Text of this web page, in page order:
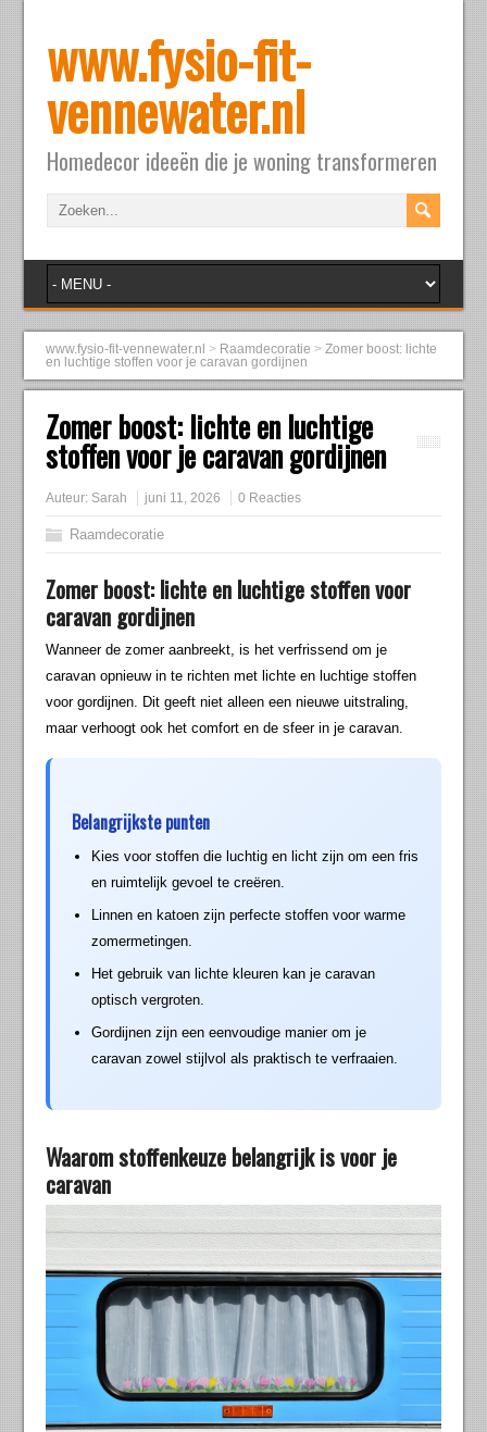
www.fysio-fit-
vennewater.nl
Homedecor ideeën die je woning transformeren
www.fysio-fit-vennewater.nl > Raamdecoratie >Zomer boost: lichte
en luchtige stoffen voor je caravan gordijnen
Zomer boost: lichte en luchtige
stoffen voor je caravan gordijnen
Auteur: Sarah juni 11, 2026 0 Reacties
Raamdecoratie
Zomer boost: lichte en luchtige stoffen voor
caravan gordijnen
Wanneer de zomer aanbreekt, is het verfrissend om je
caravan opnieuw in te richten met lichte en luchtige stoffen
voor gordijnen. Dit geeft niet alleen een nieuwe uitstraling,
maar verhoogt ook het comfort en de sfeer in je caravan.
Belangrijkste punten
Kies voor stoffen die luchtig en licht zijn om een fris
en ruimtelijk gevoel te creëren.
Linnen en katoen zijn perfecte stoffen voor warme
zomermetingen.
Het gebruik van lichte kleuren kan je caravan
optisch vergroten.
Gordijnen zijn een eenvoudige manier om je
caravan zowel stijlvol als praktisch te verfraaien.
Waarom stoffenkeuze belangrijk is voor je
caravan